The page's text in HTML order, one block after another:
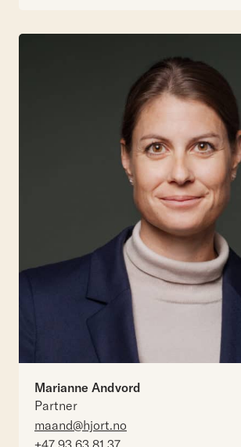
Marianne Andvord
Partner
maand@hjort.no